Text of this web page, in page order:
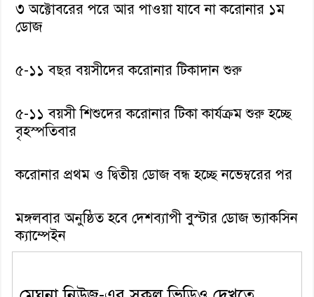
৩ অক্টোবরের পরে আর পাওয়া যাবে না করোনার ১ম
ডোজ
৫-১১ বছর বয়সীদের করোনার টিকাদান শুরু
৫-১১ বয়সী শিশুদের করোনার টিকা কার্যক্রম শুরু হচ্ছে
বৃহস্পতিবার
করোনার প্রথম ও দ্বিতীয় ডোজ বন্ধ হচ্ছে নভেম্বরের পর
মঙ্গলবার অনুষ্ঠিত হবে দেশব্যাপী বুস্টার ডোজ ভ্যাকসিন
ক্যাম্পেইন